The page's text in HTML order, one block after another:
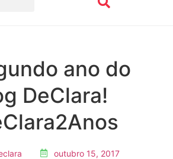
ano do
DeClara!
outubro 15, 2017